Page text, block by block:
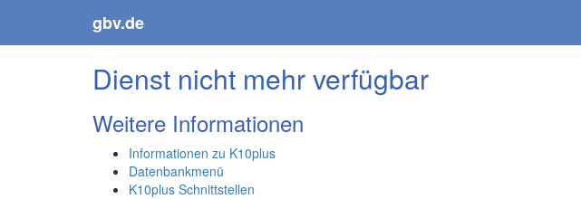
gbv.de
Dienst nicht mehr verfügbar
Weitere Informationen
Informationen zu K10plus
Datenbankmenü
K10plus Schnittstellen